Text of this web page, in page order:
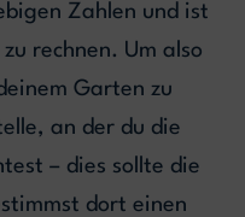
Zahlen und ist
rechnen. Um also
Garten zu
an der du die
– dies sollte die
dort einen